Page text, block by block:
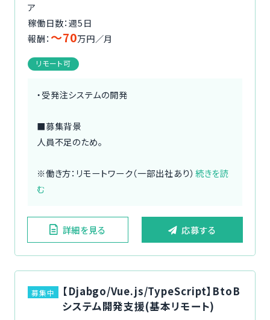
ア
稼働日数：週5日
報酬： 〜70万円／月
リモート可
・受発注システムの開発
■募集背景
人員不足のため。
※働き方：リモートワーク（一部出社あり） 続きを読
む
詳細を見る 応募する
募集中
【Djabgo/Vue.js/TypeScript】BtoB
システム開発支援(基本リモート)